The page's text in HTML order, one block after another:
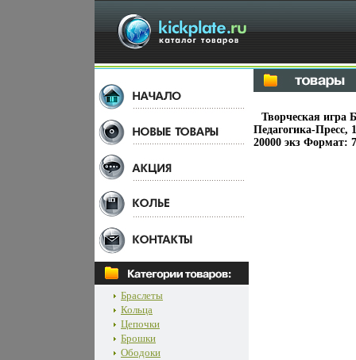
Браслеты
Кольца
Цепочки
Брошки
Ободоки
Творческая игра
Педагогика-Пресс,
20000 экз Формат: